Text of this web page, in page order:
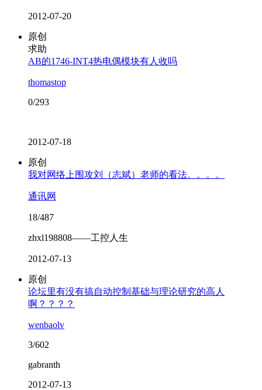
2012-07-20
原创
求助
AB的1746-INT4热电偶模块有人收吗
thomastop
0/293
2012-07-18
原创
我对网络上围攻刘（志斌）老师的看法。。。。
通讯网
18/487
zhxl198808——工控人生
2012-07-13
原创
论坛里有没有搞自动控制基础与理论研究的高人
啊？？？？
wenbaolv
3/602
gabranth
2012-07-13